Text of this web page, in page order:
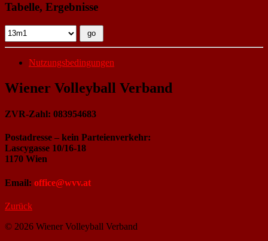
Tabelle, Ergebnisse
Nutzungsbedingungen
Wiener Volleyball Verband
ZVR-Zahl: 083954683
Postadresse – kein Parteienverkehr:
Lascygasse 10/16-18
1170 Wien
Email: office@wvv.at
Zurück
© 2026 Wiener Volleyball Verband